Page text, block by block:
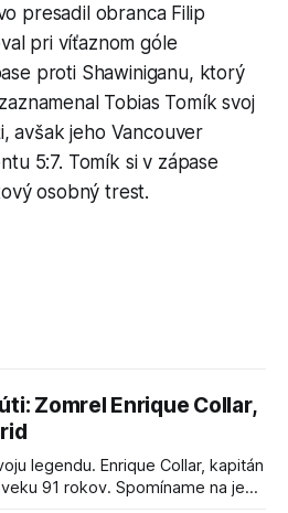
presadil obranca Filip
pri víťaznom góle
proti Shawiniganu, ktorý
Tobias Tomík svoj
avšak jeho Vancouver
5:7. Tomík si v zápase
osobný trest.
Zomrel Enrique Collar,
legendu. Enrique Collar, kapitán
91 rokov. Spomíname na jeho